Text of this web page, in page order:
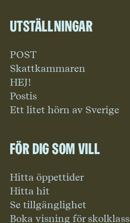
Utställningar
POST
Skattkammaren
HEJ!
Postis
Ett litet hörn av Sverige
För dig som vill
Hitta öppettider
Hitta hit
Se tillgänglighet
Boka visning för skolklass